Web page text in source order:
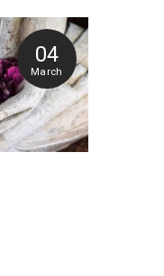
04
March